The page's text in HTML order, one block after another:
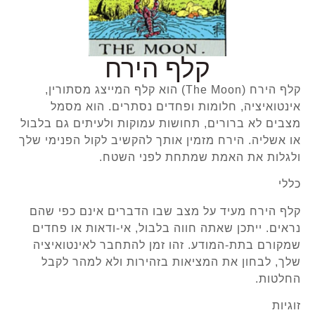
קלף הירח
קלף הירח (The Moon) הוא קלף המייצג מסתורין,
אינטואיציה, חלומות ופחדים נסתרים. הוא מסמל
מצבים לא ברורים, תחושות עמוקות ולעיתים גם בלבול
או אשליה. הירח מזמין אותך להקשיב לקול הפנימי שלך
ולגלות את האמת שמתחת לפני השטח.
כללי
קלף הירח מעיד על מצב שבו הדברים אינם כפי שהם
נראים. ייתכן שאתה חווה בלבול, אי-ודאות או פחדים
שמקורם בתת-המודע. זהו זמן להתחבר לאינטואיציה
שלך, לבחון את המציאות בזהירות ולא למהר לקבל
החלטות.
זוגיות